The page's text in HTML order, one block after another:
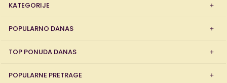
KATEGORIJE
POPULARNO DANAS
TOP PONUDA DANAS
POPULARNE PRETRAGE